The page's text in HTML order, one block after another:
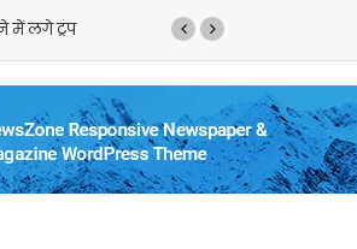
ट्रंप का फिर से बेतुका बयान,ईरान को बता दिया बेचारा